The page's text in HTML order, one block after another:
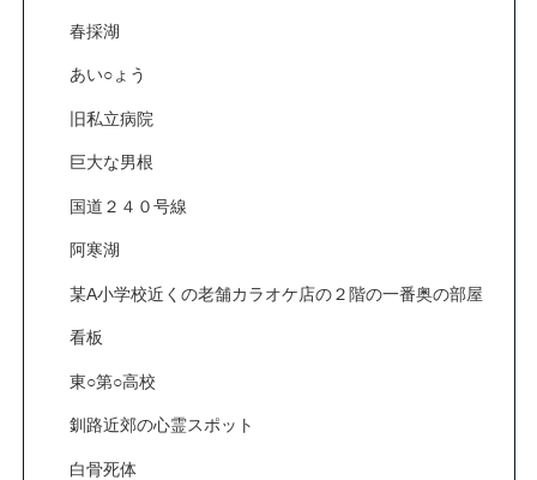
春採湖
あい○ょう
旧私立病院
巨大な男根
国道２４０号線
阿寒湖
某A小学校近くの老舗カラオケ店の２階の一番奥の部屋
看板
東○第○高校
釧路近郊の心霊スポット
白骨死体